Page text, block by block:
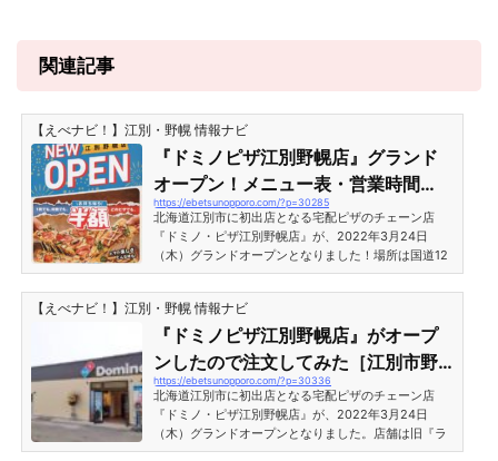
関連記事
【えべナビ！】江別・野幌 情報ナビ
『ドミノピザ江別野幌店』グランド
オープン！メニュー表・営業時間
［江別市野幌町］
https://ebetsunopporo.com/?p=30285
北海道江別市に初出店となる宅配ピザのチェーン店
『ドミノ・ピザ江別野幌店』が、2022年3月24日
（木）グランドオープンとなりました！場所は国道12
号沿い、旧『ラーメン山岡家 野幌店』跡地で、『すき
家12号江別野幌店』の隣りになります。お持ち帰り半
額！お気軽デリバリーでもお得満載のドミノ・ピザ
は、ピザの種類もサイドメニューも充実しています！
『ドミノピザ江別野幌店』メニュー表［江別市野幌
町］2022年3月24日、ドミノピザ江別野幌店がグラン
ドオープンとなりました。電話注文の他、ネットやス
マホアプリでも注文ができるの...
【えべナビ！】江別・野幌 情報ナビ
『ドミノピザ江別野幌店』がオープ
ンしたので注文してみた［江別市野
幌町］
https://ebetsunopporo.com/?p=30336
北海道江別市に初出店となる宅配ピザのチェーン店
『ドミノ・ピザ江別野幌店』が、2022年3月24日
（木）グランドオープンとなりました。店舗は旧『ラ
ーメン山岡家 野幌店』があった場所で、新しく生まれ